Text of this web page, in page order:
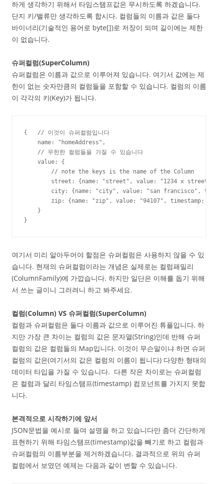
하게 생각하기 위해서 타임스탬프값은 무시하도록 하겠습니다.
단지 키/밸류만 생각하도록 합시다. 컬럼들의 이름과 값은 둘다
바이너리(기술적인 용어로 byte[])로 저장이 되며 길이에는 제한
이 없습니다.
슈퍼컬럼(SuperColumn)
슈퍼컬럼은 이름과 값으로 이루어져 있습니다. 여기서 값에는 제
한이 없는 숫자만큼의 컬럼들을 포함할 수 있습니다. 컬럼의 이름
이 각각의 키(Key)가 됩니다.
{   // 이것이 슈퍼컬럼입니다
    name: "homeAddress",
    // 무한한 컬럼들을 가질 수 있습니다
    value: {
        // note the keys is the name of the Column
street: {name: "street", value: "1234 x street",
city: {name: "city", value: "san francisco",
zip: {name: "zip", value: "94107", timestamp:
    }
}
여기서 미리 알아두어야 할점은 슈퍼컬럼은 사용하지 않을 수 있
습니다. 현재의 슈퍼컬럼이라는 개념은 실제로는 컬럼패밀리
(ColumnFamily)에 가깝습니다. 하지만 일단은 이해를 돕기 위해
서 쓰는 글이니 그러려니 하고 봐주세요.
컬럼(Column) VS 슈퍼컬럼(SuperColumn)
컬럼과 슈퍼컬럼은 둘다 이름과 값으로 이루어진 튜플입니다. 하
지만 가장 큰 차이는 컬럼의 값은 문자열(String)인데 반해 슈퍼
컬럼의 값은 컬럼들의 Map입니다. 이것이 무슨말이냐 하면 슈퍼
컬럼의 값은(여기서의 값은 컬럼의 이름이 됩니다) 다양한 형태의
데이터 타입을 가질 수 있습니다. 다른 작은 차이로는 슈퍼컬럼
은 컬럼과 달리 타임스탬프(timestamp) 컴포넌트를 가지지 못합
니다.
본격적으로 시작하기에 앞서
JSON문법을 예시로 들며 설명을 하고 있습니다만 좀더 간단하게
표현하기 위해 타임스탬프(timestamp)값을 빼기로 하고 컬럼과
슈퍼컬럼의 이름부분을 제거하겠습니다. 결과적으로 위의 슈퍼
컬럼에서 보였던 예제는 다음과 같이 변할 수 있습니다.